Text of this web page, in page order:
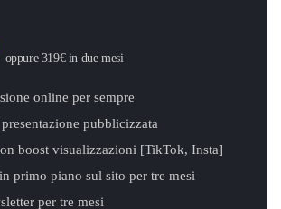
oppure 319€ in due mesi
online per sempre
pubblicizzata
boost visualizzazioni [TikTok, Insta]
primo piano sul sito per tre mesi
per tre mesi